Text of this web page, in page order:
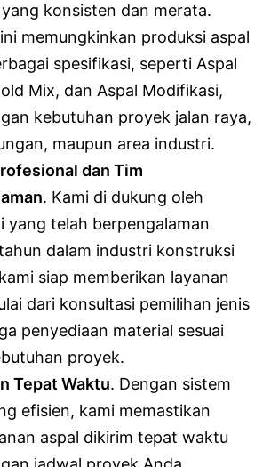
konsisten dan merata.
memungkinkan produksi aspal
spesifikasi, seperti Aspal
Mix, dan Aspal Modifikasi,
kebutuhan proyek jalan raya,
maupun area industri.
dan Tim
. Kami di dukung oleh
yang telah berpengalaman
dalam industri konstruksi
siap memberikan layanan
dari konsultasi pemilihan jenis
penyediaan material sesuai
proyek.
Tepat Waktu. Dengan sistem
efisien, kami memastikan
aspal dikirim tepat waktu